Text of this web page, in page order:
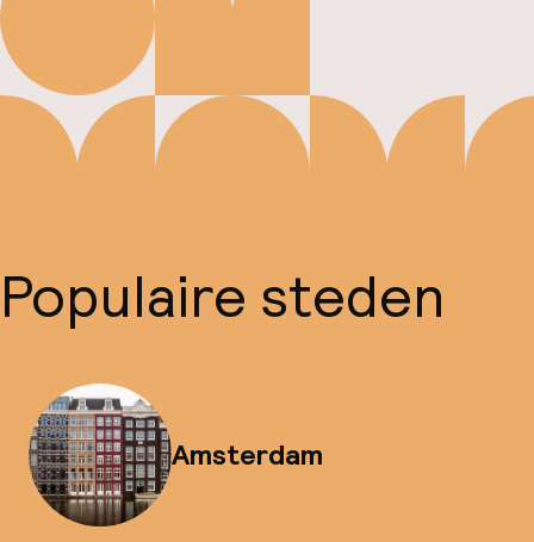
Populaire steden
Amsterdam